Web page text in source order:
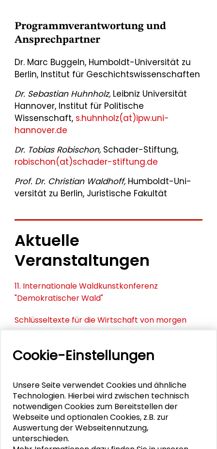
Programmverantwortung und
Ansprechpartner
Dr. Marc Buggeln, Humboldt-Universität zu
Berlin, Institut für Geschichtswissenschaften
Dr. Sebastian Huhnholz, Leibniz Universität
Hannover, Institut für Politische
Wissenschaft, s.huhnholz(at)ipw.uni-
hannover.de
Dr. Tobias Robischon, Schader-Stiftung,
robischon(at)schader-stiftung.de
Prof. Dr. Christian Waldhoff, Humboldt-Uni­
versität zu Berlin, Juristische Fakultät
Aktuelle
Veranstaltungen
11. Internationale Waldkunstkonferenz
"Demokratischer Wald"
Schlüsseltexte für die Wirtschaft von morgen
Dialog
25. Runder Tisch Wissenschaftsstadt Darmstadt
DOWNLOADS
Cookie-Einstellungen
Unsere Seite verwendet Cookies und ähnliche
Technologien. Hierbei wird zwischen technisch
notwendigen Cookies zum Bereitstellen der
Webseite und optionalen Cookies, z.B. zur
Auswertung der Webseitennutzung,
unterschieden.